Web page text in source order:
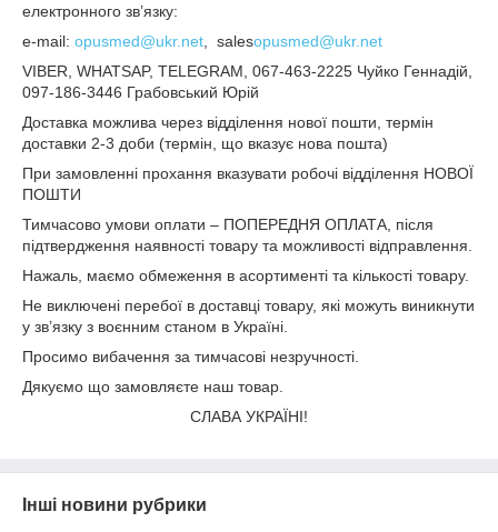
електронного зв’язку:
e-mail: opusmed@ukr. net salesopusmed@ukr. net
VIBER WHATSAP, TELEGRAM , 067-463-2225 Чуйко Геннадій,
097-186-3446 Грабовський Юрій
Доставка можлива через відділення нової пошти, термін
доставки 2-3 доби (термін, що вказує нова пошта)
При замовленні прохання вказувати робочі відділення НОВОЇ
ПОШТИ
Тимчасово умови оплати – ПОПЕРЕДНЯ ОПЛАТА, після
підтвердження наявності товару та можливості відправлення.
Нажаль, маємо обмеження в асортименті та кількості товару.
Не виключені перебої в доставці товару, які можуть виникнути
у зв’язку з воєнним станом в Україні.
Просимо вибачення за тимчасові незручності.
Дякуємо що замовляєте наш товар.
СЛАВА УКРАЇНІ!
Інші новини рубрики